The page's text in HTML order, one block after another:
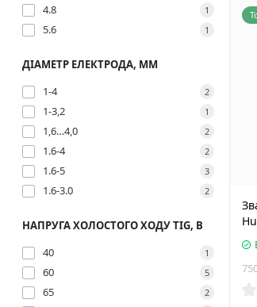
4.8 1
5.6 1
ДІАМЕТР ЕЛЕКТРОДА, ММ
1-4
2
1-3,2 1
1,6…4,0 2
1.6-4 2
1.6-5 3
1.6-3.0 2
НАПРУГА ХОЛОСТОГО ХОДУ TIG, В
40
1
60 5
65 2